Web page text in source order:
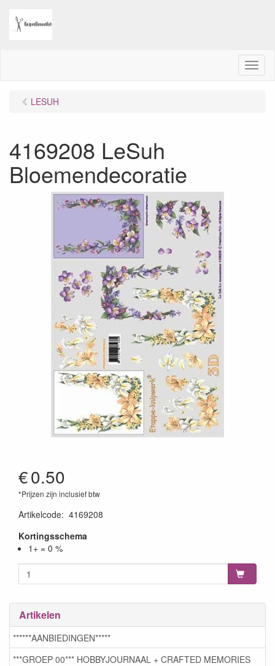
M
e
LESUH
4169208 LeSuh
Bloemendecoratie
€0.50
*Prijzen zijn inclusief btw
Artikelcode: 4169208
Kortingsschema
1+ = 0 %
Artikelen
******AANBIEDINGEN*****
***GROEP 00*** HOBBYJOURNAAL + CRAFTED MEMORIES